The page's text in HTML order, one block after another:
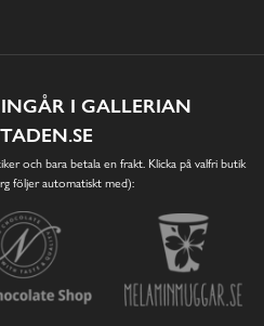
INGÅR I GALLERIAN
och bara betala en frakt. Klicka på valfri butik
följer automatiskt med):